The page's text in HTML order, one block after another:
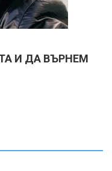
И ДА ВЪРНЕМ